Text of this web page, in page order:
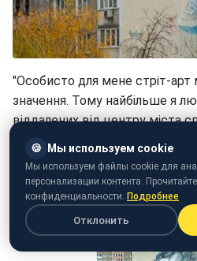
"Особисто для мене стріт-арт
значення. Тому найбільше я
віддалених від центру міста
спілкуватися з людьми, які
тими, хто випадково
Саша Корбан.
🍪 Мы используем cookie
Мы используем файлы cookie для
персонализации контента.
конфиденциальности. Подробнее
Отклонить